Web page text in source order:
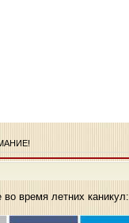
время летних каникул: